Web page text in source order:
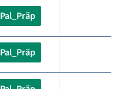
Pal_Präp
Pal_Präp